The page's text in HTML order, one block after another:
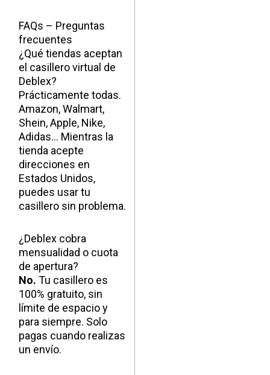
FAQs – Preguntas
frecuentes
¿Qué tiendas aceptan
el casillero virtual de
Deblex?
Prácticamente todas.
Amazon, Walmart,
Shein, Apple, Nike,
Adidas… Mientras la
tienda acepte
direcciones en
Estados Unidos,
puedes usar tu
casillero sin problema.
¿Deblex cobra
mensualidad o cuota
de apertura?
No. Tu casillero es
100% gratuito, sin
límite de espacio y
para siempre. Solo
pagas cuando realizas
un envío.